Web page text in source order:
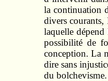
la continuation
divers courants,
laquelle
possibilité de
conception. La
dire sans
du bolchevisme.